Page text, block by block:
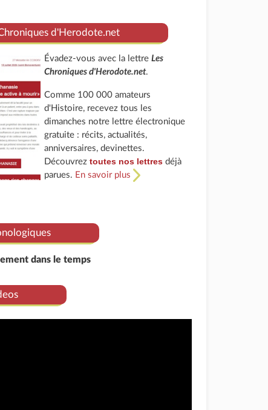
d'Herodote.net
Évadez-vous avec la lettreLes
Chroniques d'Herodote.net.
Comme 100 000 amateurs
d'Histoire, recevez tous les
dimanches notre lettre électronique
gratuite : récits, actualités,
anniversaires, devinettes.
Découvreztoutes nos lettres déjà
parues. En savoir plus
dans le temps